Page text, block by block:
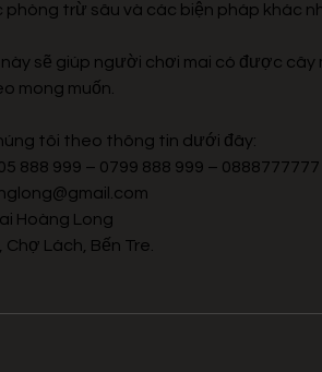
phòng trừ sâu và các biện pháp khác
sẽ giúp người chơi mai có được cây
mong muốn.
tôi theo thông tin dưới đây:
888 999 – 0799 888 999 – 0888777777
Hoàng Long
Lách, Bến Tre.